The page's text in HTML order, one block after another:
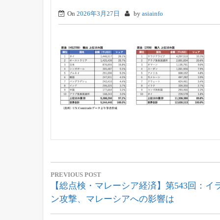
On 2026年3月27日 by asiainfo
投
稿
ナ
PREVIOUS POST
Previous
Post:
【総点検・マレーシア経済】第543回：イ
ン攻撃、マレーシアへの影響は